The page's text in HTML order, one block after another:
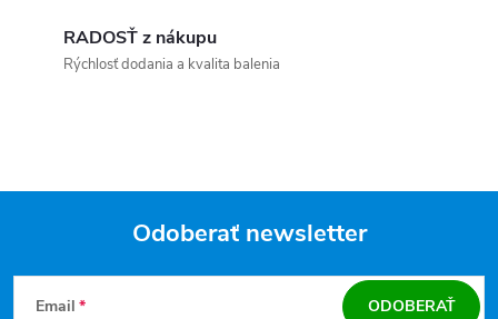
RADOSŤ z nákupu
Rýchlosť dodania a kvalita balenia
Zápätie
Odoberať newsletter
Email ODOBERAŤ